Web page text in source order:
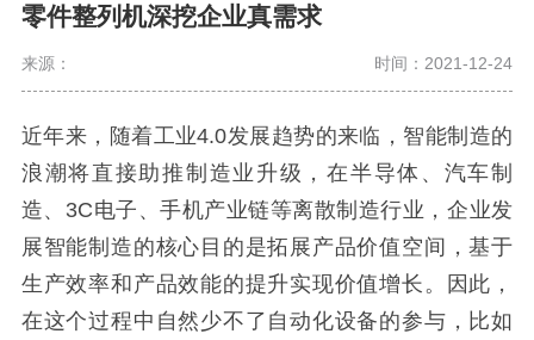
零件整列机深挖企业真需求
来源： 时间：2021-12-24
近年来，随着工业4.0发展趋势的来临，智能制造的
浪潮将直接助推制造业升级，在半导体、汽车制
造、3C电子、手机产业链等离散制造行业，企业发
展智能制造的核心目的是拓展产品价值空间，基于
生产效率和产品效能的提升实现价值增长。因此，
在这个过程中自然少不了自动化设备的参与，比如